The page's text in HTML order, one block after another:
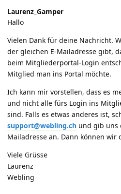
Laurenz_Gamper
Hallo
Vielen Dank für deine Nachricht.
der gleichen E-Mailadresse gibt,
beim Mitgliederportal-Login
Mitglied man ins Portal möchte.
Ich kann mir vorstellen, dass es
und nicht alle fürs Login ins
sind. Falls es etwas anderes ist,
support@webling.ch und gib uns
Mailadresse an. Dann können wir
Viele Grüsse
Laurenz
Webling